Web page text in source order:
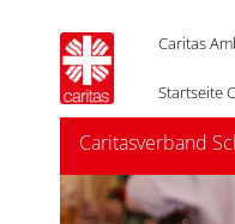
Caritas
Startseite
Caritasverband